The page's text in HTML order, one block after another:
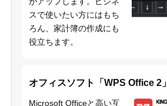
スで使いたい方にはもち
ろん、家計簿の作成にも
役立ちます。
オフィスソフト「WPS Office 2」
Microsoft Officeと高い互